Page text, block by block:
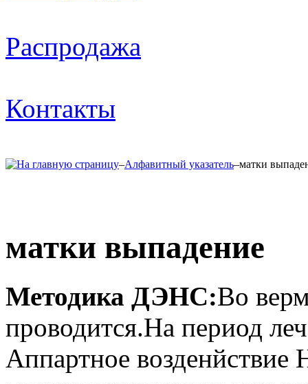
Распродажа
Контакты
–Алфавитный указатель–матки
матки выпадение
Методика ДЭНС:Во
проводится.На период
Аппартное